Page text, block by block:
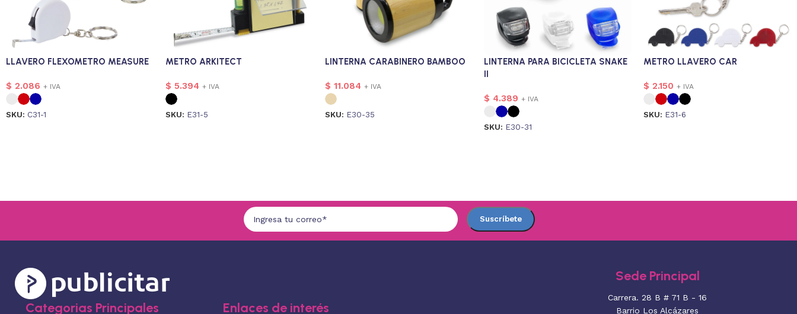
LLAVERO FLEXOMETRO MEASURE
$ 2.086 + IVA
SKU: C31-1
METRO ARKITECT
$ 5.394 + IVA
SKU: E31-5
LINTERNA CARABINERO BAMBOO
$ 11.084 + IVA
SKU: E30-35
LINTERNA PARA BICICLETA SNAKE
II
$ 4.389 + IVA
SKU: E30-31
METRO LLAVERO CAR
$ 2.150 + IVA
SKU: E31-6
Categorias Principales Enlaces de interés
Sede Principal
Carrera. 28 B # 71 B - 16
Barrio Los Alcázares